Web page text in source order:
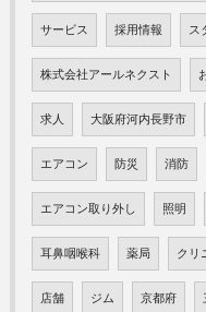
サービス 採用情報 ス
株式会社アールネクスト
求人 大阪府河内長野市
エアコン 防災 消防
エアコン取り外し 照明
耳鼻咽喉科 薬局 クリ
店舗 ジム 京都府